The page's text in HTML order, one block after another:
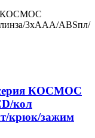
серия КОСМОС
кол
крюк/зажим